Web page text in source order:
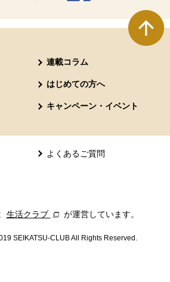
連載コラム
はじめての方へ
キャンペーン・イベント
よくあるご質問
生活クラブ 別のウィンドウで開きます。
が運営しています。
SEIKATSU-CLUB All Rights Reserved.